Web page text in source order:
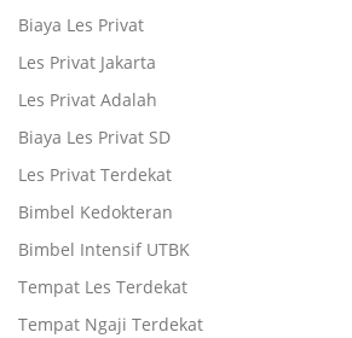
Biaya Les Privat
Les Privat Jakarta
Les Privat Adalah
Biaya Les Privat SD
Les Privat Terdekat
Bimbel Kedokteran
Bimbel Intensif UTBK
Tempat Les Terdekat
Tempat Ngaji Terdekat